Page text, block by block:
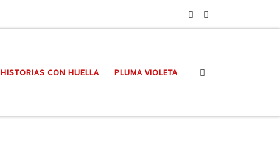
HISTORIAS CON HUELLA PLUMA VIOLETA